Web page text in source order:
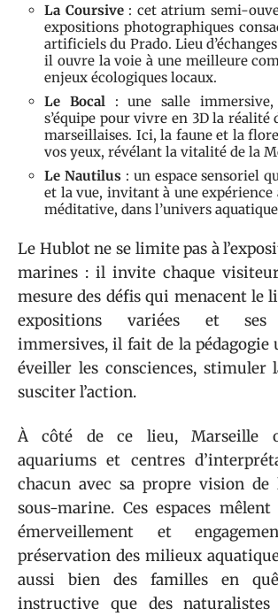
La Coursive: cet atrium semi-
expositions photographiques
artificiels du Prado. Lieu
il ouvre la voie à une meilleure
enjeux écologiques locaux.
Le Bocal : une salle
s’équipe pour vivre en 3D la réalité
marseillaises. Ici, la faune et la
vos yeux, révélant la vitalité de la
Le Nautilus: un espace sensoriel
et la vue, invitant à une expérience
méditative, dans l’univers
Le Hublot ne se limite pas à
marines : il invite chaque
mesure des défis qui menacent le
expositions variées et ses
immersives, il fait de la pédagogie
éveiller les consciences, stimuler
susciter l’action.
À côté de ce lieu, Marseille
aquariums et centres
chacun avec sa propre vision de
sous-marine. Ces espaces
émerveillement et
préservation des milieux
aussi bien des familles en
instructive que des